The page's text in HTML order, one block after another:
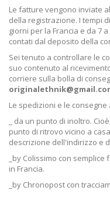
Le fatture vengono inviate
della registrazione. I tempi
giorni per la Francia e da 7
contati dal deposito della
Sei tenuto a controllare le
suo contenuto al
corriere sulla bolla di
Le spedizioni e le
_ da un punto di inoltro.
punto di ritrovo vicino a
descrizione dell'indirizzo e
_by Colissimo con
in Francia.
_by Chronopost con